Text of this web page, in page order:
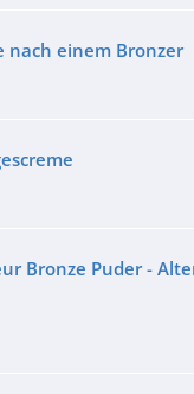
nach einem Bronzer
Bronze Puder -